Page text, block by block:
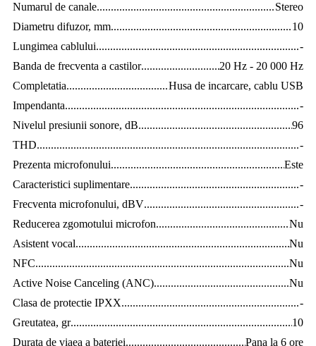
Numarul de canale
Stereo
Diametru difuzor, mm
10
Lungimea cablului
-
Banda de frecventa a castilor
20 Hz - 20 000 Hz
Completatia
Husa de incarcare, cablu USB
Impendanta
-
Nivelul presiunii sonore, dB
96
THD
-
Prezenta microfonului
Este
Caracteristici suplimentare
-
Frecventa microfonului, dBV
-
Reducerea zgomotului microfon
Nu
Asistent vocal
Nu
NFC
Nu
Active Noise Canceling (ANC)
Nu
Clasa de protectie IPXX
-
Greutatea, gr
10
Durata de viaеa a bateriei
Pana la 6 ore